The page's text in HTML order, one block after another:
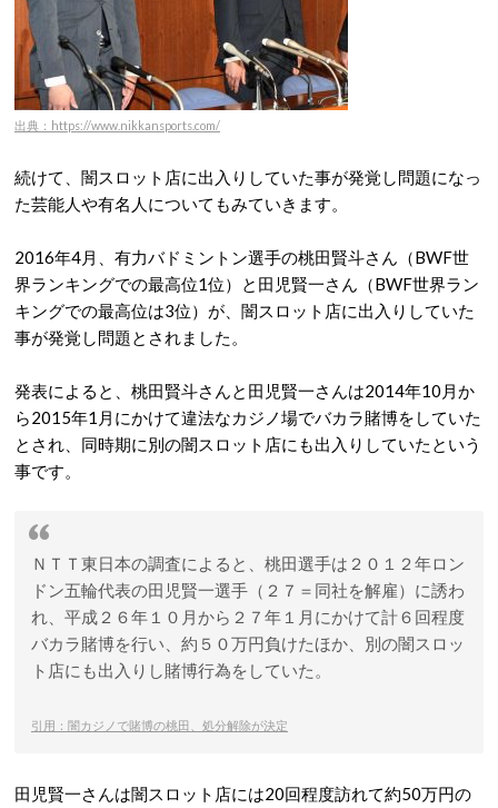
出典：https://www.nikkansports.com/
続けて、闇スロット店に出入りしていた事が発覚し問題になっ
た芸能人や有名人についてもみていきます。
2016年4月、有力バドミントン選手の桃田賢斗さん（BWF世
界ランキングでの最高位1位）と田児賢一さん（BWF世界ラン
キングでの最高位は3位）が、闇スロット店に出入りしていた
事が発覚し問題とされました。
発表によると、桃田賢斗さんと田児賢一さんは2014年10月か
ら2015年1月にかけて違法なカジノ場でバカラ賭博をしていた
とされ、同時期に別の闇スロット店にも出入りしていたという
事です。
ＮＴＴ東日本の調査によると、桃田選手は２０１２年ロン
ドン五輪代表の田児賢一選手（２７＝同社を解雇）に誘わ
れ、平成２６年１０月から２７年１月にかけて計６回程度
バカラ賭博を行い、約５０万円負けたほか、別の闇スロッ
ト店にも出入りし賭博行為をしていた。
引用：闇カジノで賭博の桃田、処分解除が決定
田児賢一さんは闇スロット店には20回程度訪れて約50万円の